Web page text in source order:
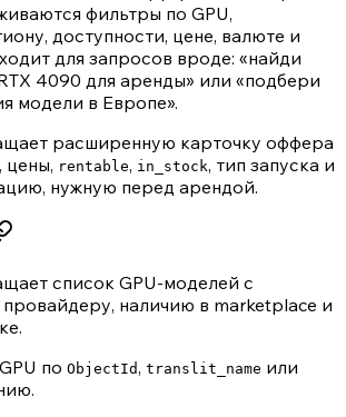
фильтры по GPU,
доступности, цене, валюте и
для запросов вроде: «найди
4090 для аренды» или «подбери
модели в Европе».
расширенную карточку оффера
цены, rentable, in_stock, тип запуска и
нужную перед арендой.
список GPU-моделей с
наличию в marketplace и
по ObjectId, translit_name или